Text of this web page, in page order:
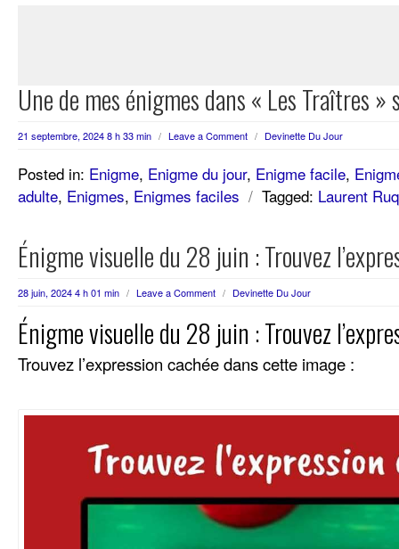
Une de mes énigmes dans « Les Traîtres »
21 septembre, 2024 8 h 33 min / Leave a Comment / Devinette Du Jour
Posted in: Enigme, Enigme du jour, Enigme facile,
adulte, Enigmes, Enigmes faciles / Tagged: Laurent
Énigme visuelle du 28 juin : Trouvez
28 juin, 2024 4 h 01 min / Leave a Comment / Devinette Du Jour
Énigme visuelle du 28 juin : Trouvez
Trouvez l’expression cachée dans cette image :